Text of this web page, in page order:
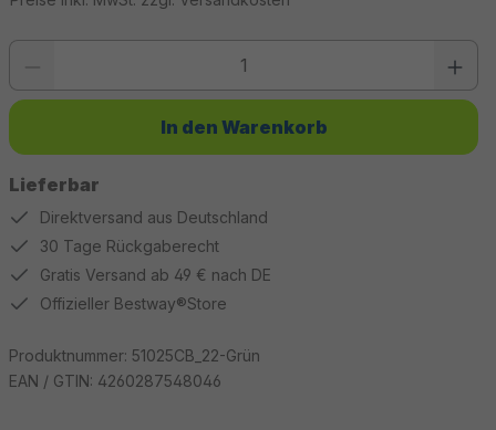
Lieferbar
Produkt Anzahl: Gib den gewünschten Wert ein oder benutze die
In den Warenkorb
Direktversand aus Deutschland
30 Tage Rückgaberecht
Gratis Versand ab 49 € nach DE
Offizieller Bestway®Store
Produktnummer: 51025CB_22-Grün
EAN / GTIN: 4260287548046